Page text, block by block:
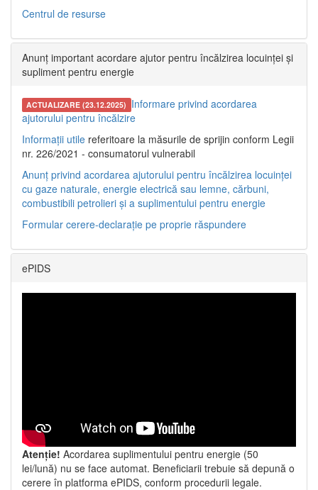
Centrul de resurse
Anunț important acordare ajutor pentru încălzirea locuinței și
supliment pentru energie
ACTUALIZARE (23.12.2025) Informare privind acordarea
ajutorului pentru încălzire
Informații utile referitoare la măsurile de sprijin conform Legii
nr. 226/2021 - consumatorul vulnerabil
Anunț privind acordarea ajutorului pentru încălzirea locuinței
cu gaze naturale, energie electrică sau lemne, cărbuni,
combustibili petrolieri și a suplimentului pentru energie
Formular cerere-declarație pe proprie răspundere
ePIDS
Atenție! Acordarea suplimentului pentru energie (50
lei/lună) nu se face automat. Beneficiarii trebuie să depună o
cerere în platforma ePIDS, conform procedurii legale.